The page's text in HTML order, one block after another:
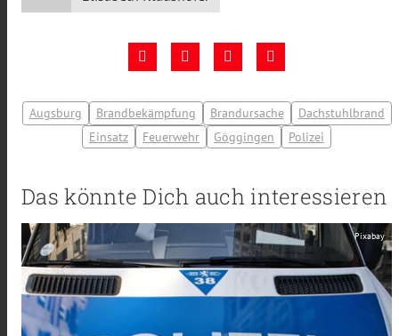
Augsburg Brandbekämpfung Brandursache
Dachstuhlbrand
Einsatz
Feuerwehr Göggingen Polizei
Das könnte Dich auch interessieren
Pixabay